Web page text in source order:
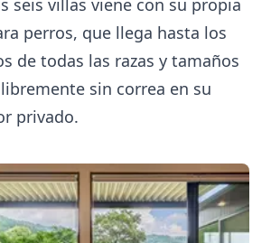
seis villas viene con su propia
perros, que llega hasta los
de todas las razas y tamaños
sin correa en su
privado.